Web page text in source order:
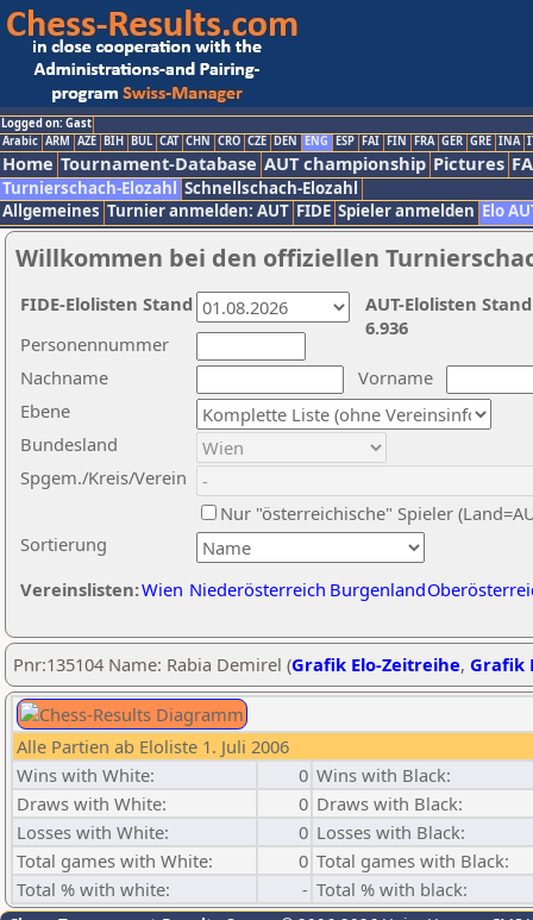
Logged on: Gast
Arabic ARM AZE BIH BUL CAT CHN CRO CZE DEN ENG ESP FAI FIN FRA GER GRE INA
Home Tournament-Database AUT championship Pictures
Turnierschach-Elozahl Schnellschach-Elozahl
Allgemeines Turnier anmelden: AUT FIDE Spieler anmelden Elo
Willkommen bei den offiziellen
Nachname
Vorname
Ebene
Sortierung
Personennummer
Bundesland
Spgem./Kreis/Verein
Nur "österreichische" Spieler
Vereinslisten:Wien Niederösterreich Burgenland
AUT-Elolisten
6.936
FIDE-Elolisten Stand
Pnr:135104 Name: Rabia Demirel (Grafik Elo-Zeitreihe, Grafik
Alle Partien ab Eloliste 1. Juli 2006
Wins with White:
0 Wins with Black:
Draws with White:
0 Draws with Black:
Losses with White:
0 Losses with Black:
Total games with White:
0 Total games with Black:
Total % with white:
- Total % with black: